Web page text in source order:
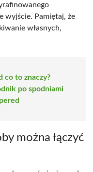
wyjście. Pamiętaj, że
własnych,
co to znaczy?
po spodniami
można łączyć